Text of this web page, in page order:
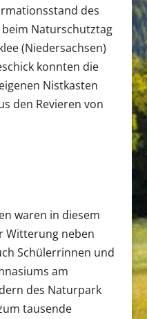
des
Naturschutztag
(Niedersachsen)
konnten die
Nistkasten
den Revieren von
waren in diesem
Witterung neben
Schülerrinnen und
am
des Naturpark
tausende